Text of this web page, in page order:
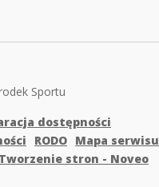
Sportu
dostępności
RODO Mapa serwisu
Tworzenie stron - Noveo